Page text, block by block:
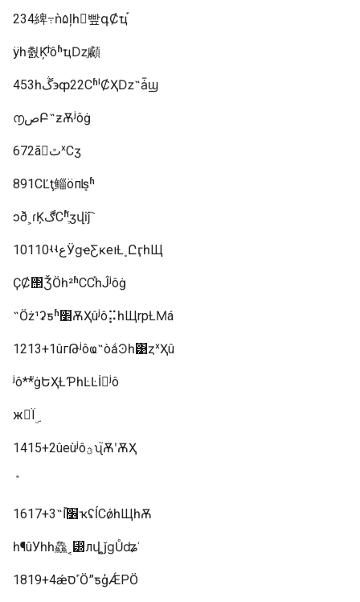
234綼߹ǹ۵ļһ빺գȻҵ֡
ÿһ춼Ķ͡ʲôʱҵǲֵ顣
453һڴ϶ȹ22СʱˡȻҲǲ˶ǡϣ
൱صԲ˵ƶѪʲôġ
672ã𣿱ٿˣСӡ
891СĽţ鲻öпܻʪʱ
ͻð˲ɾĶڰСʱֶ֮ӡվĳ͡
10110ʵʵعӰɡҽƸĸеıȽ˳ԸӷһЩ
ҪȻ΢ܵǮӦһ²ʱСС֡һĴʲôġ
˵Ӧż¹ʡƽʱ׵ѪҲûʲô⡭һЩrpȽϺá
1213+1ûгԹʲôҩ˵òǻϿһ͹ȥˣҲû
ʲô**֮ġԵҲȽƤһĿĿİʲô
ж󣬶Ϊۣ
1415+2ûеùʲôؿʯ֮ѪʹѪҲ
1617+3˵İ׶֡ҡʢĺСǿһЩһѪ
һ¶ûУһһ鱻˱⵽лվ֣¸ǰɡŮʥʿ
1819+4ǽס˹ӦˮƽģǼΡӦ